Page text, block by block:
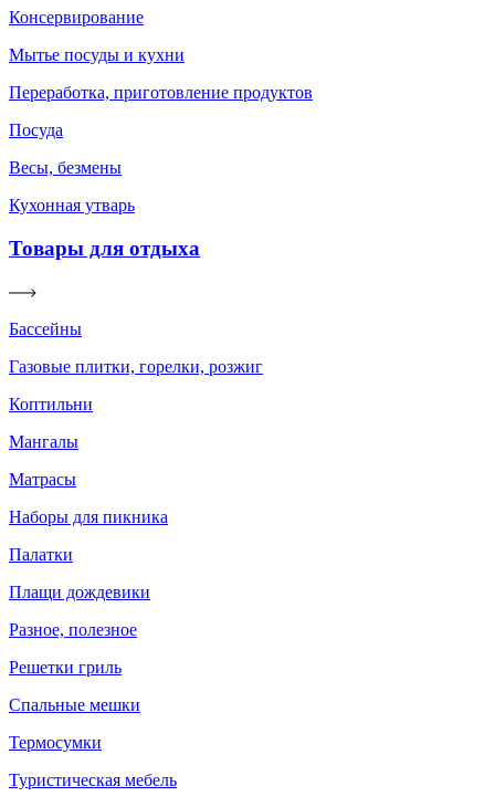
Консервирование
Мытье посуды и кухни
Переработка, приготовление продуктов
Посуда
Весы, безмены
Кухонная утварь
Товары для отдыха
Бассейны
Газовые плитки, горелки, розжиг
Коптильни
Мангалы
Матрасы
Наборы для пикника
Палатки
Плащи дождевики
Разное, полезное
Решетки гриль
Спальные мешки
Термосумки
Туристическая мебель